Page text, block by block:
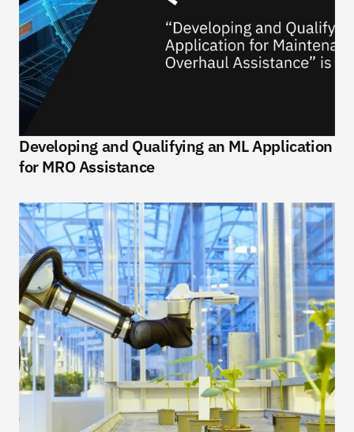
Developing and Qualifying an ML Application
for MRO Assistance